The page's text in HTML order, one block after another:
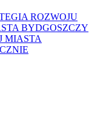
ROZWOJU
BYDGOSZCZY
MIASTA